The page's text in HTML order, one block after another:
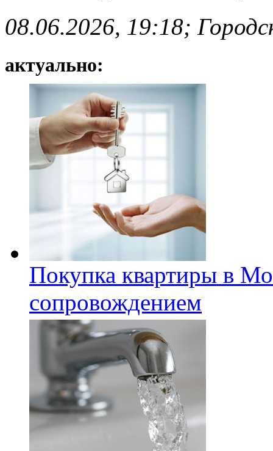
08.06.2026, 19:18;
актуально:
Покупка квартиры в
сопровождением